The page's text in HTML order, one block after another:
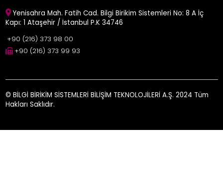
Yenisahra Mah. Fatih Cad. Bilgi Birikim Sistemleri No: 8 A İç
Kapı: 1 Ataşehir / İstanbul P.K 34746
+90 (216) 373 98 00
+90 (216) 373 99 93
© BİLGİ BİRİKİM SİSTEMLERİ BİLİŞİM TEKNOLOJİLERİ A.Ş. 2024 Tüm
Hakları Saklıdır.